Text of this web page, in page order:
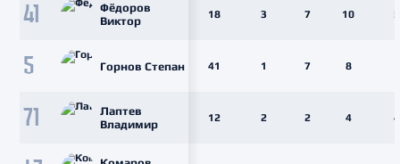
41
Фёдоров
Виктор
18 3 7 10 5
5 Горнов Степан 41 1 7 8
71
Лаптев
Владимир
12 2 2 4 4